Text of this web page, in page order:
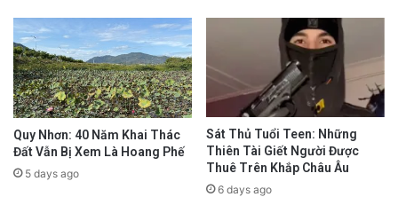
Quy Nhơn: 40 Năm Khai Thác
Đất Vẫn Bị Xem Là Hoang Phế
5 days ago
Sát Thủ Tuổi Teen: Những
Thiên Tài Giết Người Được
Thuê Trên Khắp Châu Âu
6 days ago